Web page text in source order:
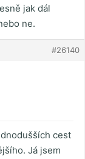
jak dál
ne.
#26140
cest
Já jsem